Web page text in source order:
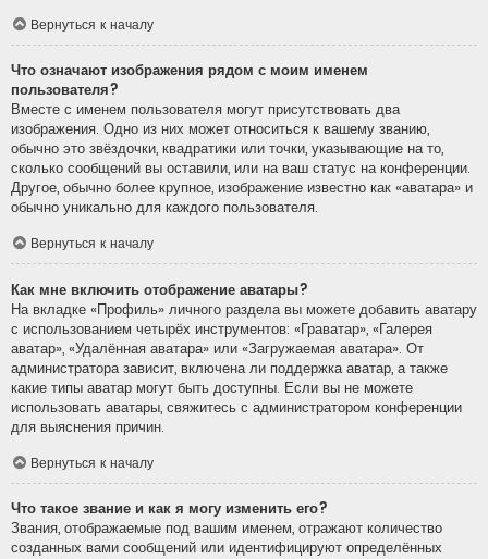
Вернуться к началу
Что означают изображения рядом с моим именем
пользователя?
Вместе с именем пользователя могут присутствовать два
изображения. Одно из них может относиться к вашему званию,
обычно это звёздочки, квадратики или точки, указывающие на то,
сколько сообщений вы оставили, или на ваш статус на конференции.
Другое, обычно более крупное, изображение известно как «аватара» и
обычно уникально для каждого пользователя.
Вернуться к началу
Как мне включить отображение аватары?
На вкладке «Профиль» личного раздела вы можете добавить аватару
с использованием четырёх инструментов: «Граватар», «Галерея
аватар», «Удалённая аватара» или «Загружаемая аватара». От
администратора зависит, включена ли поддержка аватар, а также
какие типы аватар могут быть доступны. Если вы не можете
использовать аватары, свяжитесь с администратором конференции
для выяснения причин.
Вернуться к началу
Что такое звание и как я могу изменить его?
Звания, отображаемые под вашим именем, отражают количество
созданных вами сообщений или идентифицируют определённых